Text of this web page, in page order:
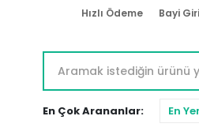
Hızlı Ödeme Bayi
En Çok Arananlar: En